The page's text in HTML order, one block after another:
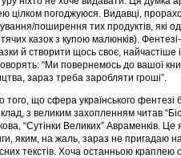
цілком погоджуюся. Видавці,
поширення тих продуктів, які
казок з купою малюнків).
й створити щось своє, найчастіше
“Ми повернемось до вашої
зараз треба заробляти гроші”.
що сфера українського фентезі
з великим захопленням читав
“Сутінки Великих” Авраменків.
яким, на жаль, зараз не пригадаю
текстів. Хоча останньою краплею